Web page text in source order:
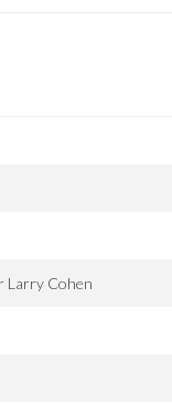
Larry Cohen